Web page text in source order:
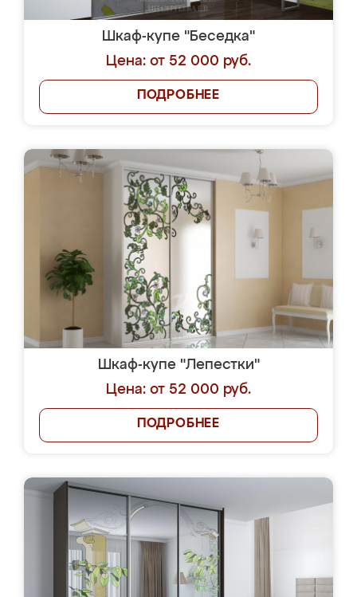
Шкаф-купе "Беседка"
Цена: от 52 000 руб.
ПОДРОБНЕЕ
Шкаф-купе "Лепестки"
Цена: от 52 000 руб.
ПОДРОБНЕЕ